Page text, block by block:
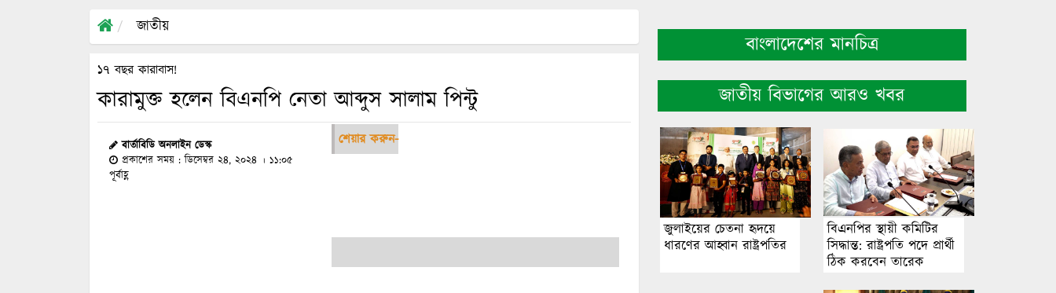
জাতীয়
১৭ বছর কারাবাস!
কারামুক্ত হলেন বিএনপি নেতা আব্দুস সালাম পিন্টু
বার্তাবিডি অনলাইন ডেস্ক
প্রকাশের সময় : ডিসেম্বর ২৪, ২০২৪ । ১১:০৫
পূর্বাহ্ণ
শেয়ার করুন-
বাংলাদেশের মানচিত্র
জাতীয় বিভাগের আরও খবর
জুলাইয়ের চেতনা হৃদয়ে
ধারণের আহ্বান রাষ্ট্রপতির
বিএনপির স্থায়ী কমিটির
সিদ্ধান্ত: রাষ্ট্রপতি পদে প্রার্থী
ঠিক করবেন তারেক